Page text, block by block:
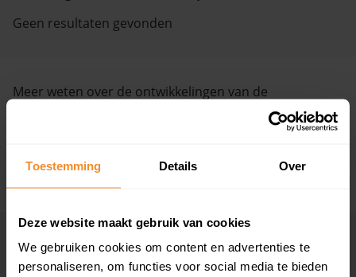
Toestemming Details Over
Deze website maakt gebruik van cookies
We gebruiken cookies om content en advertenties te
personaliseren, om functies voor social media te bieden
Zoek een woning
Vragen? Neem contact met ons op
Geen resultaten gevonden
Meer weten over de ontwikkelingen van de
huizenprijzen, woningwaarde en andere cijfers in deze
Dr. Harm
+ Lees de volledige omschrijving
Woningmarkten
per provincie
Grootste
woningmarkten